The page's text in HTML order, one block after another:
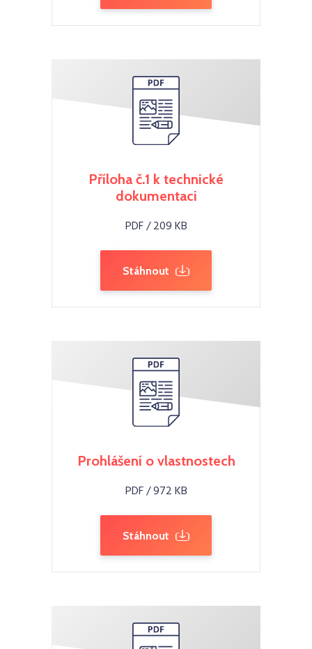
Příloha č.1 k technické
dokumentaci
PDF / 209 KB
Stáhnout
Prohlášení o vlastnostech
PDF / 972 KB
Stáhnout